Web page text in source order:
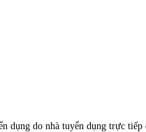
do nhà tuyển dụng trực tiếp